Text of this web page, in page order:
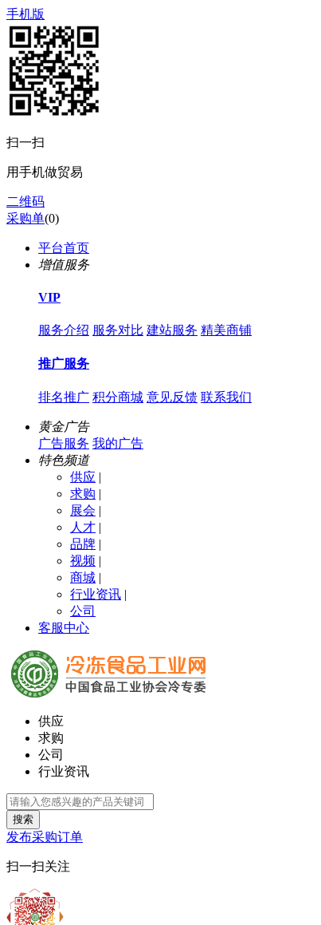
手机版
扫一扫
用手机做贸易
二维码
采购单(0)
平台首页
增值服务
VIP
服务介绍 服务对比 建站服务 精美商铺
推广服务
排名推广 积分商城 意见反馈 联系我们
黄金广告
广告服务 我的广告
特色频道
供应 |
求购 |
展会 |
人才 |
品牌 |
视频 |
商城 |
行业资讯 |
公司
客服中心
供应
求购
公司
行业资讯
搜索
发布采购订单
扫一扫关注